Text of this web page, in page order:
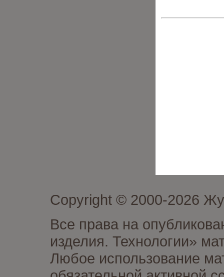
Copyright © 2000-2026
Все права на
изделия. Технологии»
Любое использование